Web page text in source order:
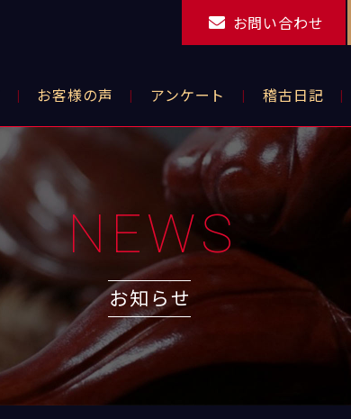
お客様の声 アンケート 稽古日記
お問い合わせ
NEWS
お知らせ